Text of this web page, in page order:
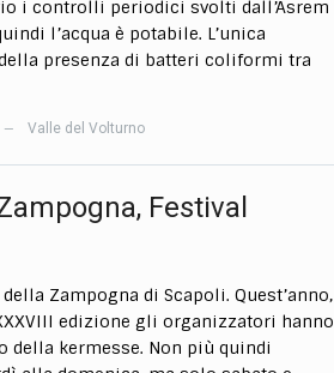
i controlli periodici svolti dall’Asrem
l’acqua è potabile. L’unica
presenza di batteri coliformi tra
— Valle del Volturno
Festival
Zampogna di Scapoli. Quest’anno,
edizione gli organizzatori hanno
della kermesse. Non più quindi